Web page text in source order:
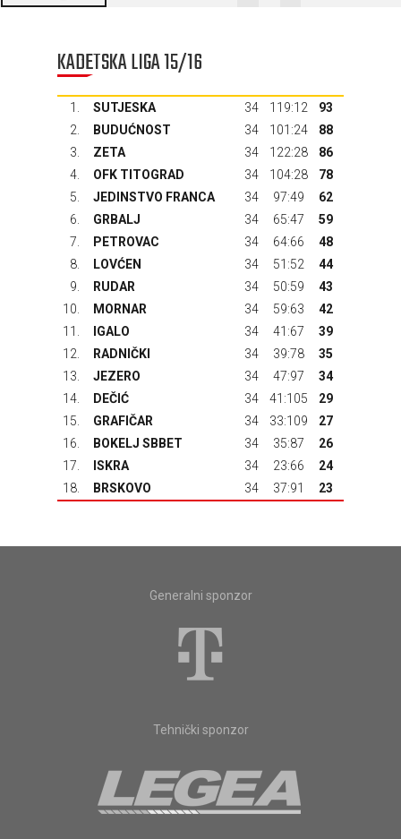
KADETSKA LIGA 15/16
1. SUTJESKA 34 119:12
93
2.
BUDUĆNOST 34 101:24
88
3.
ZETA 34 122:28
86
4.
OFK TITOGRAD 34 104:28
78
5.
JEDINSTVO FRANCA 34 97:49
62
6.
GRBALJ 34 65:47
59
7.
PETROVAC 34 64:66
48
8.
LOVĆEN 34 51:52
44
9.
RUDAR 34 50:59
43
10.
MORNAR 34 59:63
42
11.
IGALO 34 41:67
39
12.
RADNIČKI 34 39:78
35
13.
JEZERO 34 47:97
34
14.
DEČIĆ 34 41:105
29
15.
GRAFIČAR 34 33:109
27
16.
BOKELJ SBBET 34 35:87
26
17.
ISKRA 34 23:66
24
18.
BRSKOVO 34 37:91 23
Generalni sponzor
Tehnički sponzor